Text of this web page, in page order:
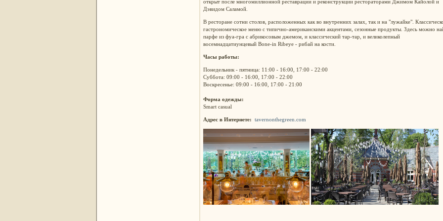
открыт после многомиллионной реставрации и реконструкции рестораторами Джимом Кайолой и
Дэвидом Саламой.
В ресторане сотни столов, расположенных как во внутренних залах, так и на "лужайке".
гастрономическое меню с типично-американскими акцентами, сезонные продукты. Здесь можно
парфе из фуа-гра с абрикосовым джемом, и классический тар-тар, и великолепный
восемнадцатиунцевый Bone-in Ribeye - рибай на кости.
Часы работы:
Понедельник - пятница: 11:00 - 16:00, 17:00 - 22:00
Суббота: 09:00 - 16:00, 17:00 - 22:00
Воскресенье: 09:00 - 16:00, 17:00 - 21:00
Форма одежды:
Smart casual
Адрес в Интернете: tavernonthegreen.com